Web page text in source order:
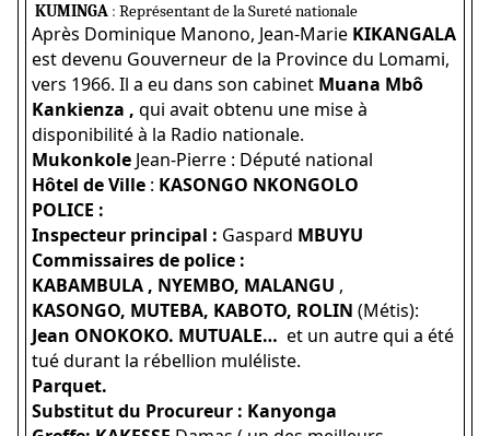
KUMINGA : Représentant de la Sureté nationale
Après Dominique Manono, Jean-Marie KIKANGALA
est devenu Gouverneur de la Province du Lomami,
vers 1966. Il a eu dans son cabinet Muana Mbô
Kankienza ,qui avait obtenu une mise à
disponibilité à la Radio nationale.
Mukonkole Jean-Pierre : Député national
Hôtel de Ville : KASONGO NKONGOLO
POLICE :
Inspecteur principal : Gaspard MBUYU
Commissaires de police :
KABAMBULA , NYEMBO, MALANGU ,
KASONGO, MUTEBA, KABOTO, ROLIN (Métis):
Jean ONOKOKO. MUTUALE…et un autre qui a été
tué durant la rébellion muléliste.
Parquet.
Substitut du Procureur : Kanyonga